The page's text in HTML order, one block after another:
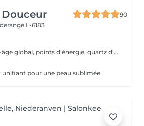
90
L-6183
Soin d'exception anti-âge global, points d'énergie, quartz d'aventurine, masque premium en biocellulose
unifiant pour une peau sublimée